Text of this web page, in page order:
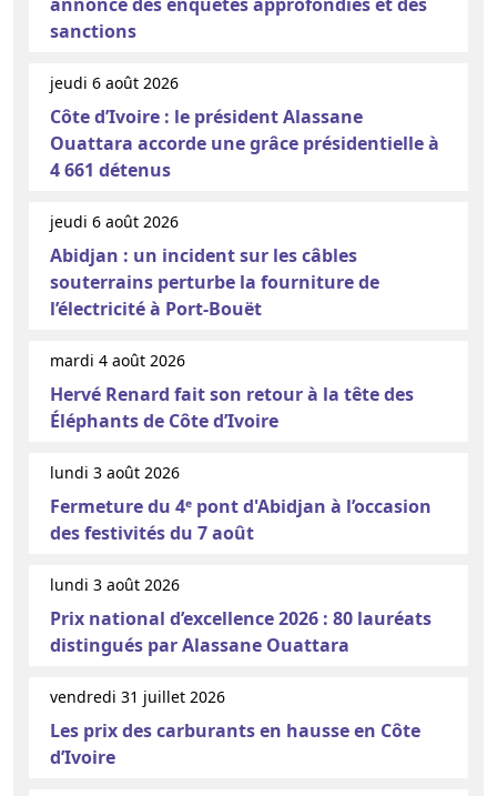
sanctions
jeudi 6 août 2026
Côte d’Ivoire : le président Alassane
Ouattara accorde une grâce présidentielle à
4 661 détenus
jeudi 6 août 2026
Abidjan : un incident sur les câbles
souterrains perturbe la fourniture de
l’électricité à Port-Bouët
mardi 4 août 2026
Hervé Renard fait son retour à la tête des
Éléphants de Côte d’Ivoire
lundi 3 août 2026
Fermeture du 4ᵉ pont d'Abidjan à l’occasion
des festivités du 7 août
lundi 3 août 2026
Prix national d’excellence 2026 : 80 lauréats
distingués par Alassane Ouattara
vendredi 31 juillet 2026
Les prix des carburants en hausse en Côte
d’Ivoire